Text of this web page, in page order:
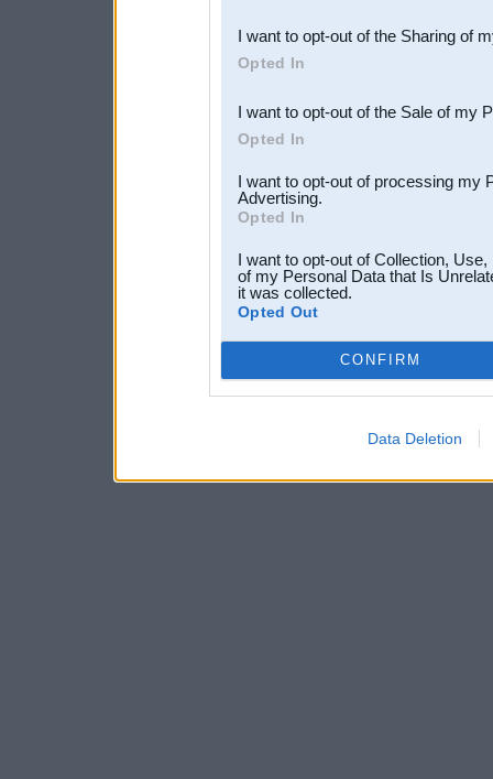
Downstream Participants
third parties.
I want to opt-out of the Sharing of
Opted In
I want to opt-out of the Sale of my
Opted In
I want to opt-out of processing my
Advertising.
Opted In
I want to opt-out of Collection,
of my Personal Data that Is
it was collected.
Opted Out
CONFIRM
Data Deletion